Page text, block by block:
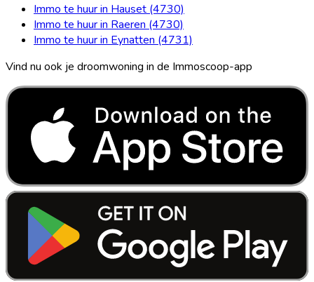
Immo te huur in Hauset (4730)
Immo te huur in Raeren (4730)
Immo te huur in Eynatten (4731)
Vind nu ook je droomwoning in de Immoscoop-app